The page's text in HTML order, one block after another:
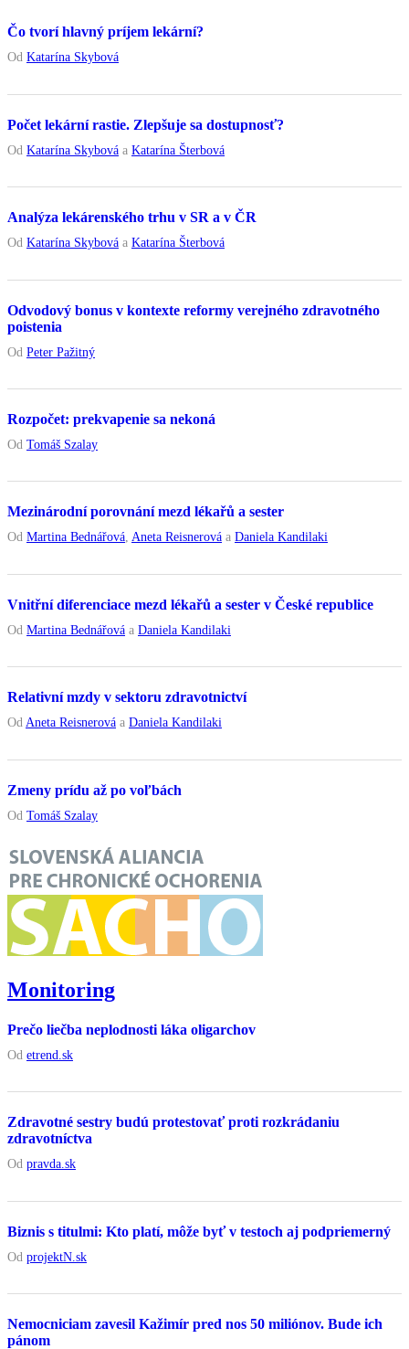
Čo tvorí hlavný príjem lekární?
Od Katarína Skybová
Počet lekární rastie. Zlepšuje sa dostupnosť?
Od Katarína Skybová a Katarína Šterbová
Analýza lekárenského trhu v SR a v ČR
Od Katarína Skybová a Katarína Šterbová
Odvodový bonus v kontexte reformy verejného zdravotného
poistenia
Od Peter Pažitný
Rozpočet: prekvapenie sa nekoná
Od Tomáš Szalay
Mezinárodní porovnání mezd lékařů a sester
Od Martina Bednářová, Aneta Reisnerová a Daniela Kandilaki
Vnitřní diferenciace mezd lékařů a sester v České republice
Od Martina Bednářová a Daniela Kandilaki
Relativní mzdy v sektoru zdravotnictví
OdAneta Reisnerová a Daniela Kandilaki
Zmeny prídu až po voľbách
Od Tomáš Szalay
Monitoring
Prečo liečba neplodnosti láka oligarchov
Od etrend.sk
Zdravotné sestry budú protestovať proti rozkrádaniu
zdravotníctva
Od pravda.sk
Biznis s titulmi: Kto platí, môže byť v testoch aj podpriemerný
Od projektN.sk
Nemocniciam zavesil Kažimír pred nos 50 miliónov. Bude ich
pánom